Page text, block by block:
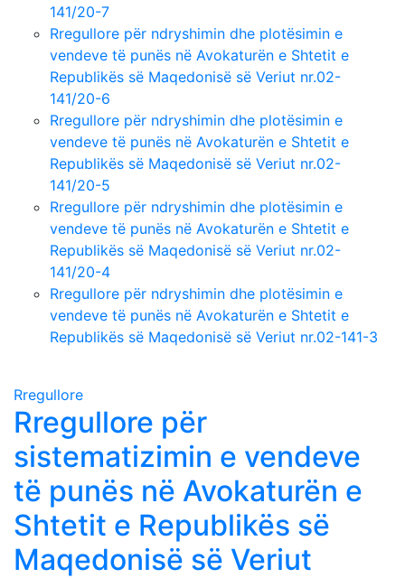
141/20-7
Rregullore për ndryshimin dhe plotësimin e
vendeve të punës në Avokaturën e Shtetit e
Republikës së Maqedonisë së Veriut nr.02-
141/20-6
Rregullore për ndryshimin dhe plotësimin e
vendeve të punës në Avokaturën e Shtetit e
Republikës së Maqedonisë së Veriut nr.02-
141/20-5
Rregullore për ndryshimin dhe plotësimin e
vendeve të punës në Avokaturën e Shtetit e
Republikës së Maqedonisë së Veriut nr.02-
141/20-4
Rregullore për ndryshimin dhe plotësimin e
vendeve të punës në Avokaturën e Shtetit e
Republikës së Maqedonisë së Veriut nr.02-141-3
Rregullore
Rregullore për
sistematizimin e vendeve
të punës në Avokaturën e
Shtetit e Republikës së
Maqedonisë së Veriut